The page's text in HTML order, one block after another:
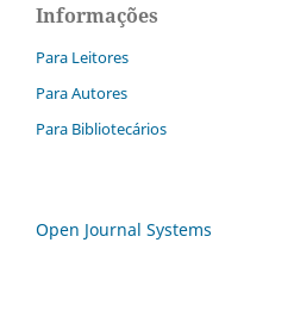
Informações
Para Leitores
Para Autores
Para Bibliotecários
Open Journal Systems